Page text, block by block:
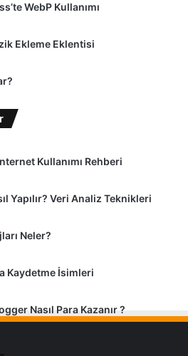
WebP Kullanımı
Ekleme Eklentisi
Kullanımı Rehberi
Yapılır? Veri Analiz Teknikleri
Neler?
Kaydetme İsimleri
Nasıl Para Kazanır ?